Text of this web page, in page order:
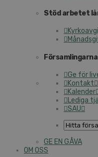
Stöd arbetet
Ge för
Kontakt
Kalender
Lediga
SAU
GE EN GÅVA
OM OSS